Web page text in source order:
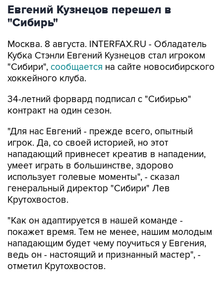
Евгений Кузнецов перешел в
"Сибирь"
Москва. 8 августа. INTERFAX.RU - Обладатель
Кубка Стэнли Евгений Кузнецов стал игроком
"Сибири", сообщается на сайте новосибирского
хоккейного клуба.
34-летний форвард подписал с "Сибирью"
контракт на один сезон.
"Для нас Евгений - прежде всего, опытный
игрок. Да, со своей историей, но этот
нападающий привнесет креатив в нападении,
умеет играть в большинстве, здорово
использует голевые моменты", - сказал
генеральный директор "Сибири" Лев
Крутохвостов.
"Как он адаптируется в нашей команде -
покажет время. Тем не менее, нашим молодым
нападающим будет чему поучиться у Евгения,
ведь он - настоящий и признанный мастер", -
отметил Крутохвостов.